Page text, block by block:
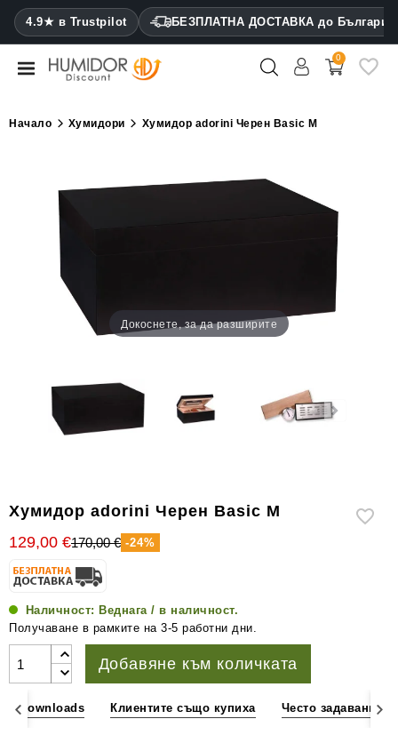
4.9★ в Trustpilot БЕЗПЛАТНА ДОСТАВКА до България
CATEGORY
Хумидори
аксесоари
пури
0
Начало Хумидори Хумидор adorini Черен Basic M
Докоснете, за да разширите
Хумидор adorini Черен Basic M
129,00 €170,00 € -24%
Наличност: Веднага / в наличност.
Получаване в рамките на 3-5 работни дни.
Добавяне към количката
Downloads Клиентите също купиха Често задавани